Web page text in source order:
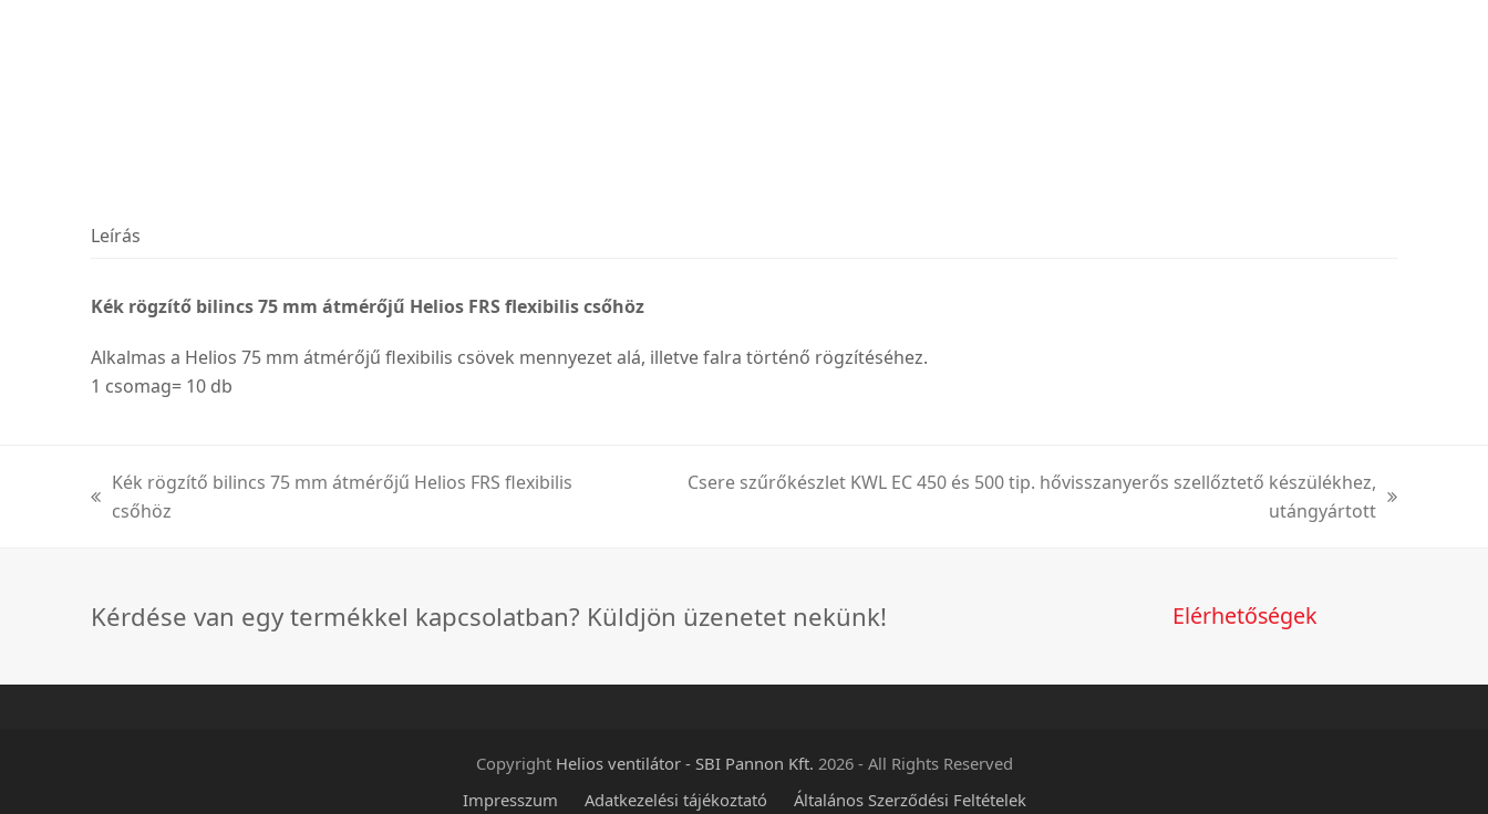
Leírás
Kék rögzítő bilincs 75 mm átmérőjű Helios FRS flexibilis csőhöz
Alkalmas a Helios 75 mm átmérőjű flexibilis csövek mennyezet alá, illetve falra történő rögzítéséhez.
1 csomag= 10 db
previous
Kék rögzítő bilincs 75 mm átmérőjű Helios FRS flexibilis
csőhöz
Csere szűrőkészlet KWL EC 450 és 500 tip. hővisszanyerős szellőztető készülékhez,
utángyártott
Kérdése van egy termékkel kapcsolatban? Küldjön üzenetet nekünk! Elérhetőségek
Copyright Helios ventilátor - SBI Pannon Kft. 2026 - All Rights Reserved
Impresszum
Adatkezelési tájékoztató Általános Szerződési Feltételek